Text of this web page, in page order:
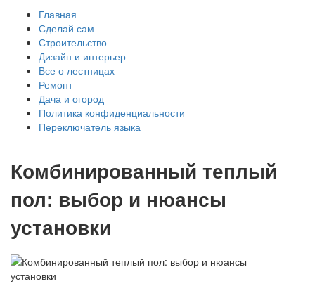
Главная
Сделай сам
Строительство
Дизайн и интерьер
Все о лестницах
Ремонт
Дача и огород
Политика конфиденциальности
Переключатель языка
Комбинированный теплый
пол: выбор и нюансы
установки